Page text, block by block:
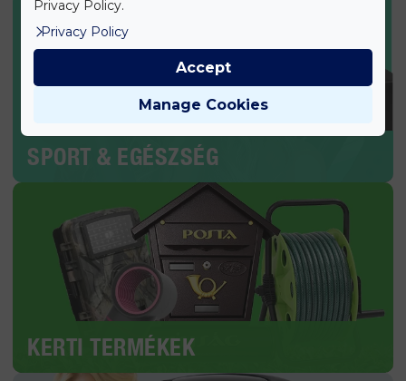
SPORT & EGÉSZSÉG
KERTI TERMÉKEK
Privacy Policy.
Privacy Policy
Manage Cookies
Accept